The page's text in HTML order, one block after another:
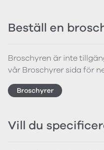
Beställ en
Broschyren är inte
vår Broschyrer sida för
Broschyrer
Vill du